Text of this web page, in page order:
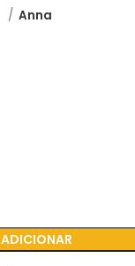
Anna
ADICIONAR